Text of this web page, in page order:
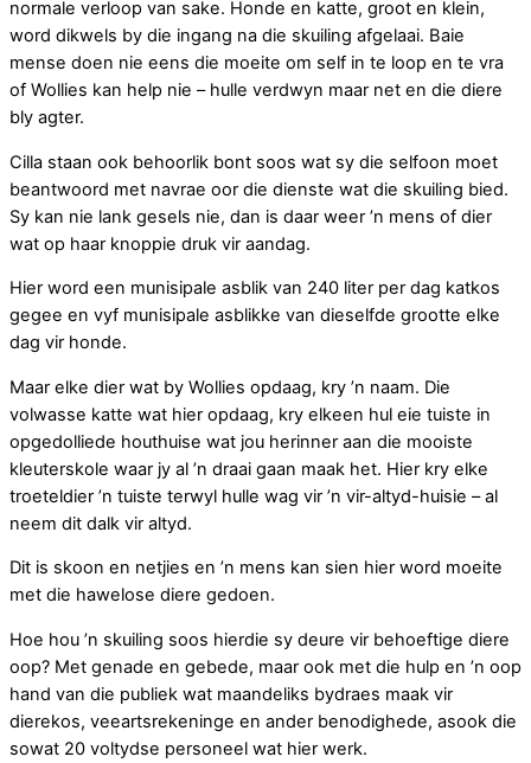
normale verloop van sake. Honde en katte, groot en klein,
word dikwels by die ingang na die skuiling afgelaai. Baie
mense doen nie eens die moeite om self in te loop en te vra
of Wollies kan help nie – hulle verdwyn maar net en die diere
bly agter.
Cilla staan ook behoorlik bont soos wat sy die selfoon moet
beantwoord met navrae oor die dienste wat die skuiling bied.
Sy kan nie lank gesels nie, dan is daar weer ʼn mens of dier
wat op haar knoppie druk vir aandag.
Hier word een munisipale asblik van 240 liter per dag katkos
gegee en vyf munisipale asblikke van dieselfde grootte elke
dag vir honde.
Maar elke dier wat by Wollies opdaag, kry ʼn naam. Die
volwasse katte wat hier opdaag, kry elkeen hul eie tuiste in
opgedolliede houthuise wat jou herinner aan die mooiste
kleuterskole waar jy al ʼn draai gaan maak het. Hier kry elke
troeteldier ʼn tuiste terwyl hulle wag vir ʼn vir-altyd-huisie – al
neem dit dalk vir altyd.
Dit is skoon en netjies en ʼn mens kan sien hier word moeite
met die hawelose diere gedoen.
Hoe hou ʼn skuiling soos hierdie sy deure vir behoeftige diere
oop? Met genade en gebede, maar ook met die hulp en ʼn oop
hand van die publiek wat maandeliks bydraes maak vir
dierekos, veeartsrekeninge en ander benodighede, asook die
sowat 20 voltydse personeel wat hier werk.